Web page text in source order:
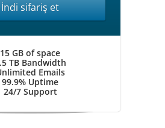
İndi sifariş et
15 GB of space
TB Bandwidth
Emails
99.9% Uptime
24/7 Support